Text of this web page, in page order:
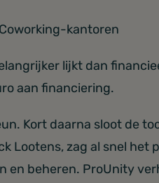
kantoren
lijkt dan
aan financiering.
Kort daarna sloot de
Lootens, zag al snel het
beheren. ProUnity